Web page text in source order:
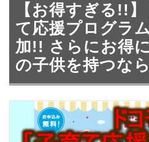
【お得すぎる!!
て応援プログラ
加!! さらにお得
の子供を持つな